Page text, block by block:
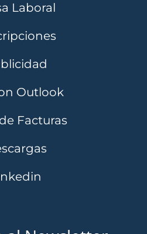
Laboral
Outlook
Facturas